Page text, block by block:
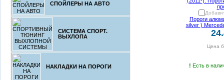
СПОЙЛЕРЫ НА АВТО
СИСТЕМА СПОРТ.
ВЫХЛОПА
НАКЛАДКИ НА ПОРОГИ
Пороги
silver )
Цена
! Есть в